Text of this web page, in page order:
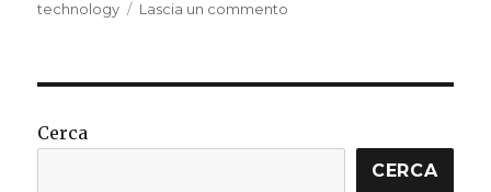
technology
Lascia un commento
Cerca
CERCA